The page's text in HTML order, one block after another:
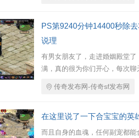
PS第9240分钟14400秒除
说理
有男女朋友了，走进婚姻殿堂
满，真的很为你们开心，每次
传奇发布网-传奇sf发布网
在这里说了一下合宝宝的英
而且自身的血魂，任何副宠都